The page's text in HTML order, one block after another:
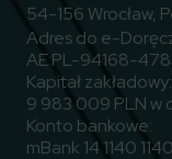
54-156 Wrocław,
Adres do e-
AE:PL-94168-
Kapitał zakładowy:
9 983 009 PLN w
Konto bankowe:
mBank 14 1140